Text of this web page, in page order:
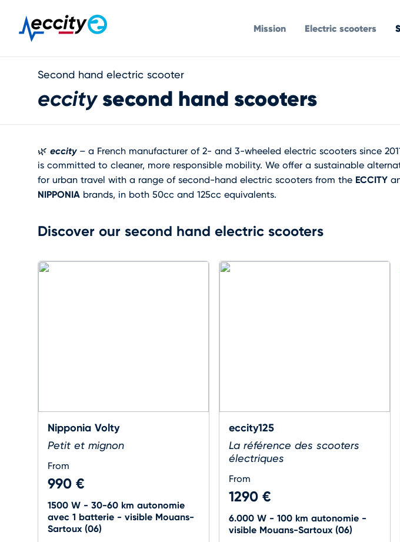
Mission Electric scooters
Second hand electric scooter
eccitysecond hand scooters
🌿 eccity– a French manufacturer of 2- and 3-wheeled electric scooters since
is committed to cleaner, more responsible mobility. We offer a sustainable
for urban travel with a range of second-hand electric scooters from the ECCITY
NIPPONIA brands, in both 50cc and 125cc equivalents.
Discover our second hand electric scooters
Nipponia Volty
Petit et mignon
From
990 €
1500 W - 30-60 km autonomie
avec 1 batterie - visible Mouans-
Sartoux (06)
eccity125
La référence des scooters
électriques
From
1290 €
6.000 W - 100 km autonomie -
visible Mouans-Sartoux (06)